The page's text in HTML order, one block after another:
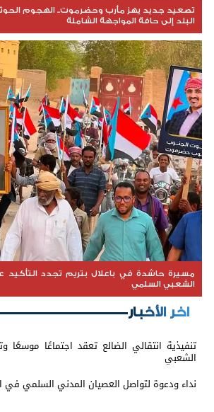
تصعيد جديد يهز مأرب وحضرموت.. الهجوم
البلد إلى حافة المواجهة الشاملة
مسيرة حاشدة في باعلال بتريم تجدد التأكيد
الشعبي السلمي
اخر الأخبار
تنفيذية انتقالي الضالع تعقد اجتماعًا موسعًا
الشعبي
نداء ودعوة لتواصل العصيان المدني السلمي في